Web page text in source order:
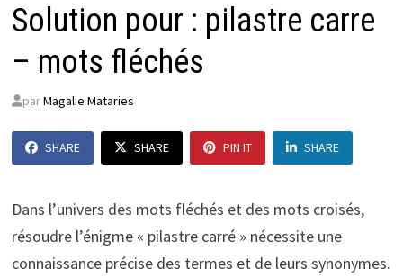
Solution pour : pilastre carre
– mots fléchés
parMagalie Mataries
SHARE SHARE PIN IT SHARE
Dans l’univers des mots fléchés et des mots croisés,
résoudre l’énigme « pilastre carré » nécessite une
connaissance précise des termes et de leurs synonymes.